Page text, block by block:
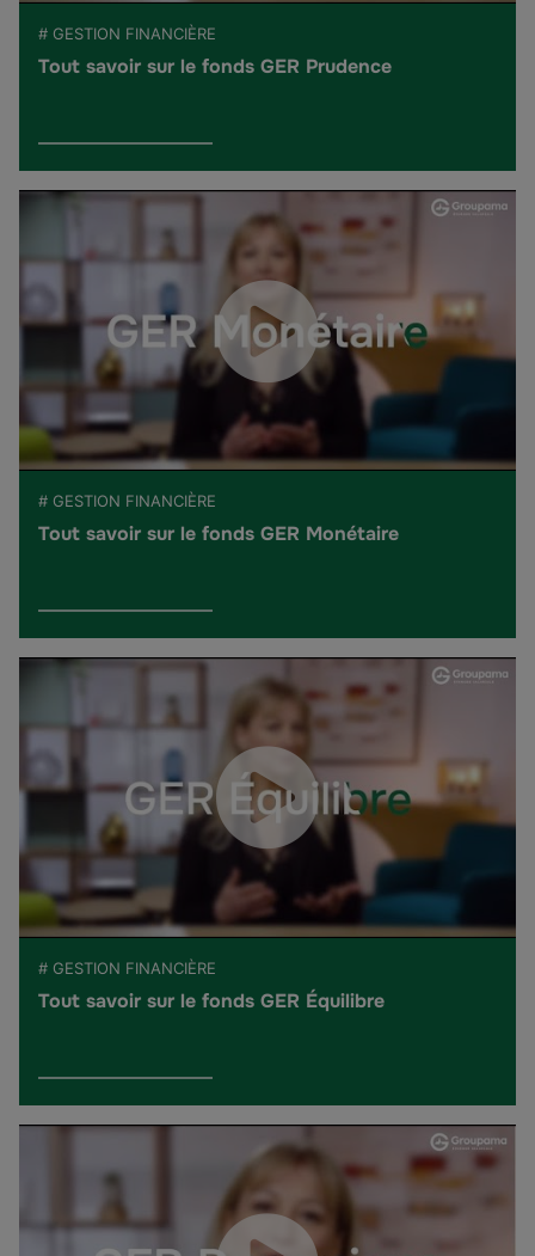
# GESTION FINANCIÈRE
Tout savoir sur le fonds GER Prudence
# GESTION FINANCIÈRE
Tout savoir sur le fonds GER Monétaire
# GESTION FINANCIÈRE
Tout savoir sur le fonds GER Équilibre